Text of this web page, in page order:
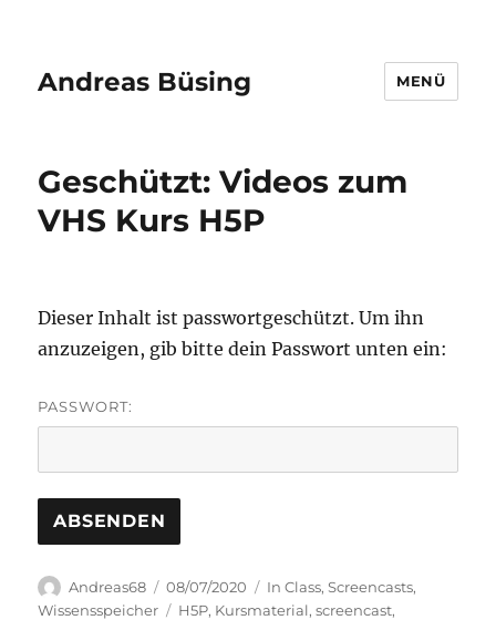
Andreas Büsing MENÜ
Geschützt: Videos zum
VHS Kurs H5P
Dieser Inhalt ist passwortgeschützt. Um ihn
anzuzeigen, gib bitte dein Passwort unten ein:
PASSWORT:
Autor
Andreas68
Veröffentlicht
am
08/07/2020 Kategorien
In Class,Screencasts,
Wissensspeicher
Schlagwörter
H5P, Kursmaterial,screencast,